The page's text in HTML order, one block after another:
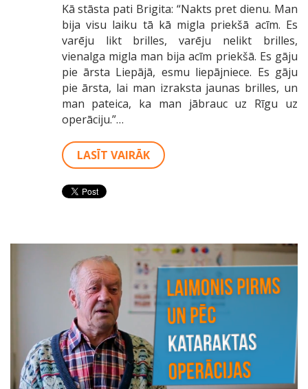
Kā stāsta pati Brigita: “Nakts pret dienu. Man
bija visu laiku tā kā migla priekšā acīm. Es
varēju likt brilles, varēju nelikt brilles,
vienalga migla man bija acīm priekšā. Es gāju
pie ārsta Liepājā, esmu liepājniece. Es gāju
pie ārsta, lai man izraksta jaunas brilles, un
man pateica, ka man jābrauc uz Rīgu uz
operāciju.”…
LASĪT VAIRĀK